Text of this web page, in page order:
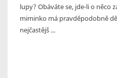
lupy? Obáváte se, jde-li o něco
miminko má pravděpodobně
nejčastějš ...